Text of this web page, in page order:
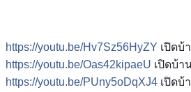
https://youtu.be/Hv7Sz56HyZY เปิดบ้
https://youtu.be/Oas42kipaeU เปิดบ้า
https://youtu.be/PUny5oDqXJ4 เปิดบ้